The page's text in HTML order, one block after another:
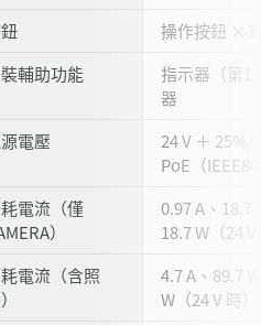
操作按鈕 ×3
輔助功能
指示器（第1
器
電壓
24 V ＋ 25%/
PoE（
電流（僅
）
0.97 A、18.7
18.7 W（24
電流（含照
4.7 A、89.7
W（24 V 時）